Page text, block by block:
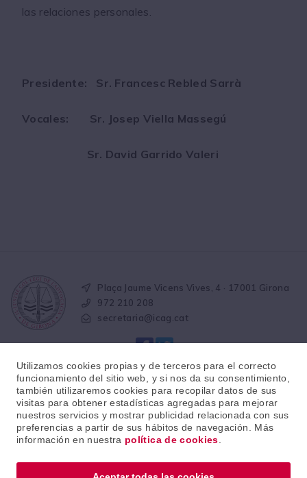
las relaciones personales.
Presidente: Sr. Francesc Rebled Sarrà
Vocales: Sr. Josep Viella Massegú
Sr. David Garrido Valeri
Plaça Jaume Vicens Vives, 4 · 17001 Girona
972 210 208
secretaria@icag.cat
© 2026 · Il·lustre col·legi de l'advocacia de Girona
Aviso legal
Utilizamos cookies propias y de terceros para el correcto
funcionamiento del sitio web, y si nos da su consentimiento,
también utilizaremos cookies para recopilar datos de sus
visitas para obtener estadísticas agregadas para mejorar
nuestros servicios y mostrar publicidad relacionada con sus
preferencias a partir de sus hábitos de navegación. Más
información en nuestra política de cookies